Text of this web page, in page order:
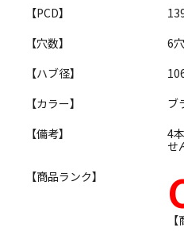
【PCD】
【穴数】
6穴
【ハブ径】
【カラー】
ブ
【備考】
4
せ
【商品ランク】